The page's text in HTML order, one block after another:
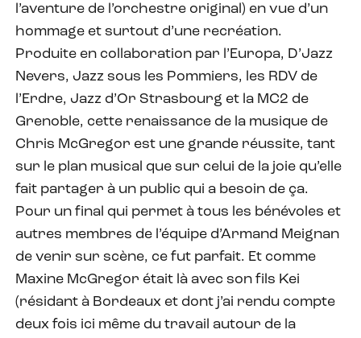
l’aventure de l’orchestre original) en vue d’un
hommage et surtout d’une recréation.
Produite en collaboration par l’Europa, D’Jazz
Nevers, Jazz sous les Pommiers, les RDV de
l’Erdre, Jazz d’Or Strasbourg et la MC2 de
Grenoble, cette renaissance de la musique de
Chris McGregor est une grande réussite, tant
sur le plan musical que sur celui de la joie qu’elle
fait partager à un public qui a besoin de ça.
Pour un final qui permet à tous les bénévoles et
autres membres de l’équipe d’Armand Meignan
de venir sur scène, ce fut parfait. Et comme
Maxine McGregor était là avec son fils Kei
(résidant à Bordeaux et dont j’ai rendu compte
deux fois ici même du travail autour de la